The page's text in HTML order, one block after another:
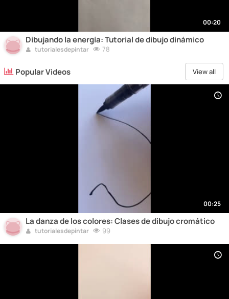
00:20
Dibujando la energía: Tutorial de dibujo dinámico
tutorialesdepintar 78
Popular Videos View all
00:25
La danza de los colores: Clases de dibujo cromático
tutorialesdepintar 99